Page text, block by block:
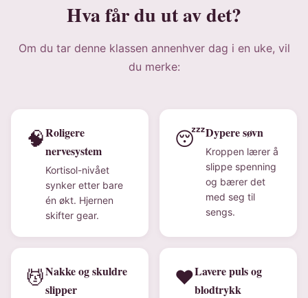
Hva får du ut av det?
Om du tar denne klassen annenhver dag i en uke, vil
du merke:
🧠Roligere
nervesystem
Kortisol-nivået
synker etter bare
én økt. Hjernen
skifter gear.
😴Dypere søvn
Kroppen lærer å
slippe spenning
og bærer det
med seg til
sengs.
💆Nakke og skuldre
slipper
❤️Lavere puls og
blodtrykk